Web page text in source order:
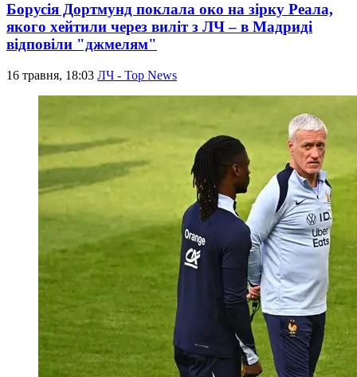
Борусія Дортмунд поклала око на зірку Реала,
якого хейтили через виліт з ЛЧ – в Мадриді
відповіли "джмелям"
16 травня, 18:03 ЛЧ - Top News